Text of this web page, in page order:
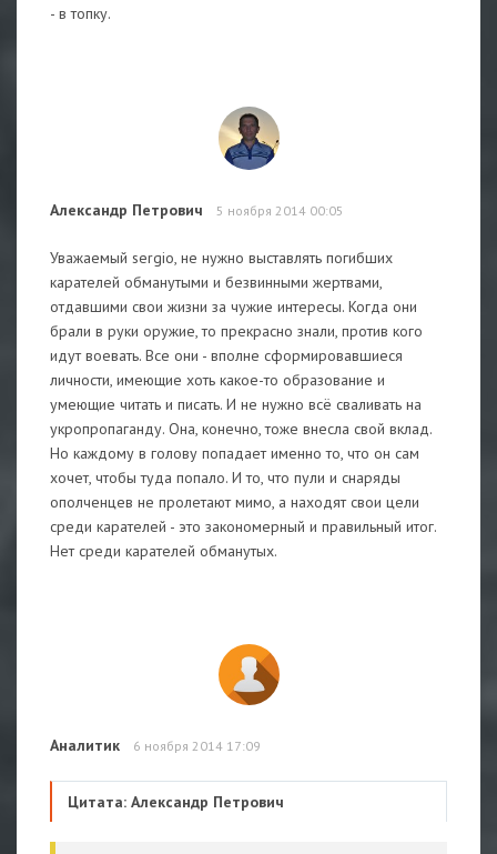
- в топку.
Александр Петрович 5 ноября 2014 00:05
Уважаемый sergio, не нужно выставлять погибших
карателей обманутыми и безвинными жертвами,
отдавшими свои жизни за чужие интересы. Когда они
брали в руки оружие, то прекрасно знали, против кого
идут воевать. Все они - вполне сформировавшиеся
личности, имеющие хоть какое-то образование и
умеющие читать и писать. И не нужно всё сваливать на
укропропаганду. Она, конечно, тоже внесла свой вклад.
Но каждому в голову попадает именно то, что он сам
хочет, чтобы туда попало. И то, что пули и снаряды
ополченцев не пролетают мимо, а находят свои цели
среди карателей - это закономерный и правильный итог.
Нет среди карателей обманутых.
Аналитик 6 ноября 2014 17:09
Цитата: Александр Петрович